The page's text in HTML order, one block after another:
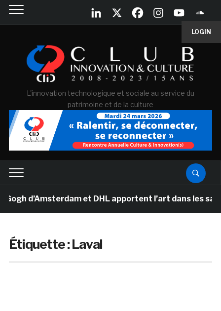
LOGIN
L'innovation technologique et sociale au service du
patrimoine et de la culture
d’Amsterdam et DHL apportent l’art dans les salles
Étiquette :Laval